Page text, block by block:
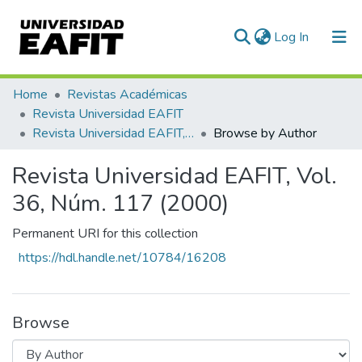
Log In (current)
Communities & Collections
All of DSpace
Home
Revistas Académicas
Revista Universidad EAFIT
Revista Universidad EAFIT, Vol. 36, Núm. 117 (2000)
Browse by Author
Revista Universidad EAFIT, Vol.
36, Núm. 117 (2000)
Permanent URI for this collection
https://hdl.handle.net/10784/16208
Browse